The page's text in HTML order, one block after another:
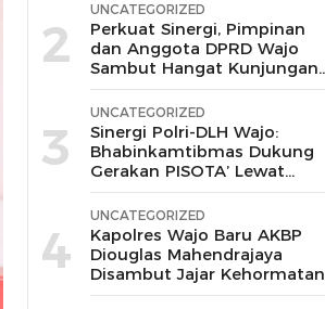
2
UNCATEGORIZED
Perkuat Sinergi, Pimpinan
dan Anggota DPRD Wajo
Sambut Hangat Kunjungan
Silaturahmi Kapolres Wajo
yang Baru,
3
UNCATEGORIZED
Sinergi Polri-DLH Wajo:
Bhabinkamtibmas Dukung
Gerakan PISOTA’ Lewat
Motor Sampah
4
UNCATEGORIZED
Kapolres Wajo Baru AKBP
Diouglas Mahendrajaya
Disambut Jajar Kehormatan
dan Tari Padduppa